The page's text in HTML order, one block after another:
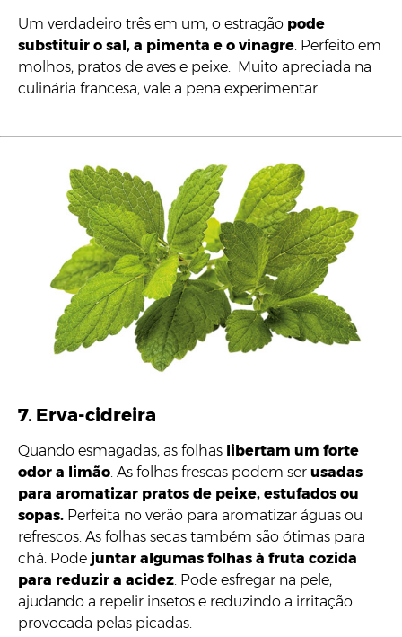
Um verdadeiro três em um, o estragão pode
substituir o sal, a pimenta e o vinagre . Perfeito em
molhos, pratos de aves e peixe. Muito apreciada na
culinária francesa, vale a pena experimentar.
7. Erva-cidreira
Quando esmagadas, as folhas libertam um forte
odor a limão. As folhas frescas podem ser usadas
para aromatizar pratos de peixe, estufados ou
sopas. Perfeita no verão para aromatizar águas ou
refrescos. As folhas secas também são ótimas para
chá. Pode juntar algumas folhas à fruta cozida
para reduzir a acidez. Pode esfregar na pele,
ajudando a repelir insetos e reduzindo a irritação
provocada pelas picadas.